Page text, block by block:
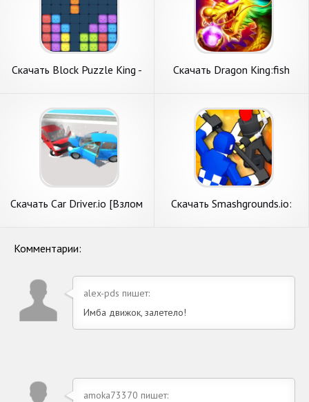
Скачать Block Puzzle King -
Скачать Dragon King:fish
Андроид
Скачать Car Driver.io [Взлом
Скачать Smashgrounds.io:
Комментарии:
alex-pds пишет:
Имба движок, залетело!
amoka73370 пишет: